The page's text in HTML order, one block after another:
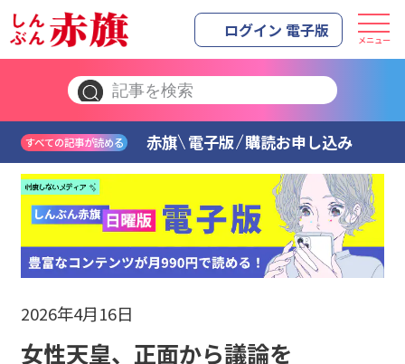
ログイン 電子版 メニュー
すべての記事が読める 赤旗 電子版 購読お申し込み
2026年4月16日
女性天皇、正面から議論を